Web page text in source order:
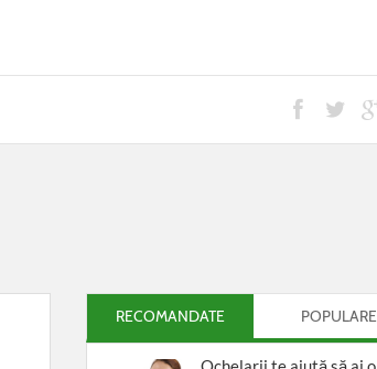
RECOMANDATE POPULARE